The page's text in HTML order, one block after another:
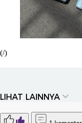
(/)
LIHAT LAINNYA